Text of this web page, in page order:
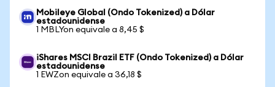
Mobileye Global (Ondo Tokenized) a Dólar
estadounidense
1 MBLYon equivale a 8,45 $
iShares MSCI Brazil ETF (Ondo Tokenized) a Dólar
estadounidense
1 EWZon equivale a 36,18 $